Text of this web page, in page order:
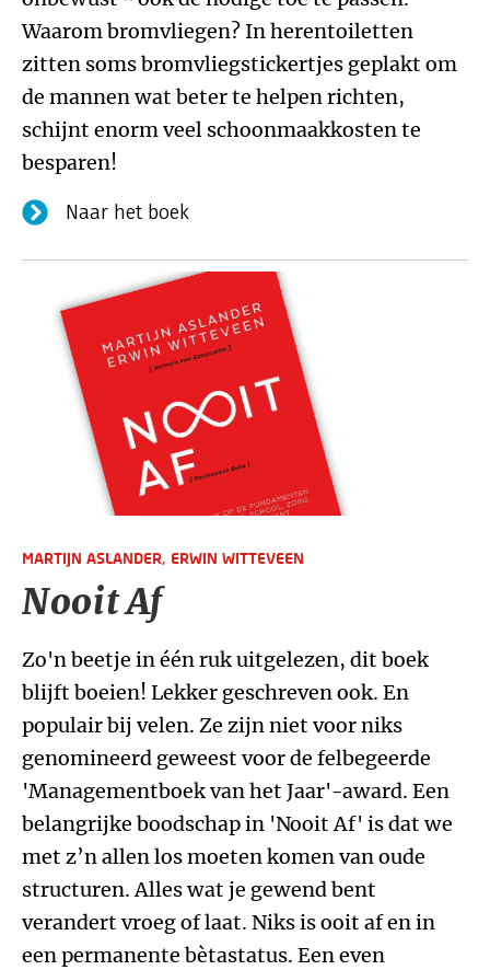
Waarom bromvliegen? In herentoiletten
zitten soms bromvliegstickertjes geplakt om
de mannen wat beter te helpen richten,
schijnt enorm veel schoonmaakkosten te
besparen!
Naar het boek
MARTIJN ASLANDER, ERWIN WITTEVEEN
Nooit Af
Zo'n beetje in één ruk uitgelezen, dit boek
blijft boeien! Lekker geschreven ook. En
populair bij velen. Ze zijn niet voor niks
genomineerd geweest voor de felbegeerde
'Managementboek van het Jaar'-award. Een
belangrijke boodschap in 'Nooit Af' is dat we
met z’n allen los moeten komen van oude
structuren. Alles wat je gewend bent
verandert vroeg of laat. Niks is ooit af en in
een permanente bètastatus. Een even